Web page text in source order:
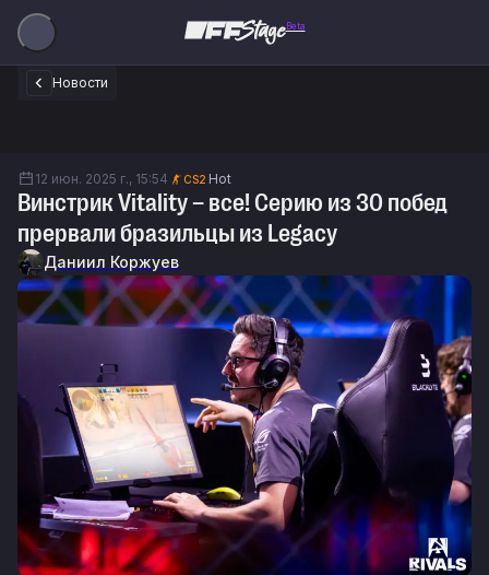
Beta
Новости
12 июн. 2025 г., 15:54 CS2 Hot
Винстрик Vitality – все! Cерию из 30 побед
прервали бразильцы из Legacy
Даниил Коржуев